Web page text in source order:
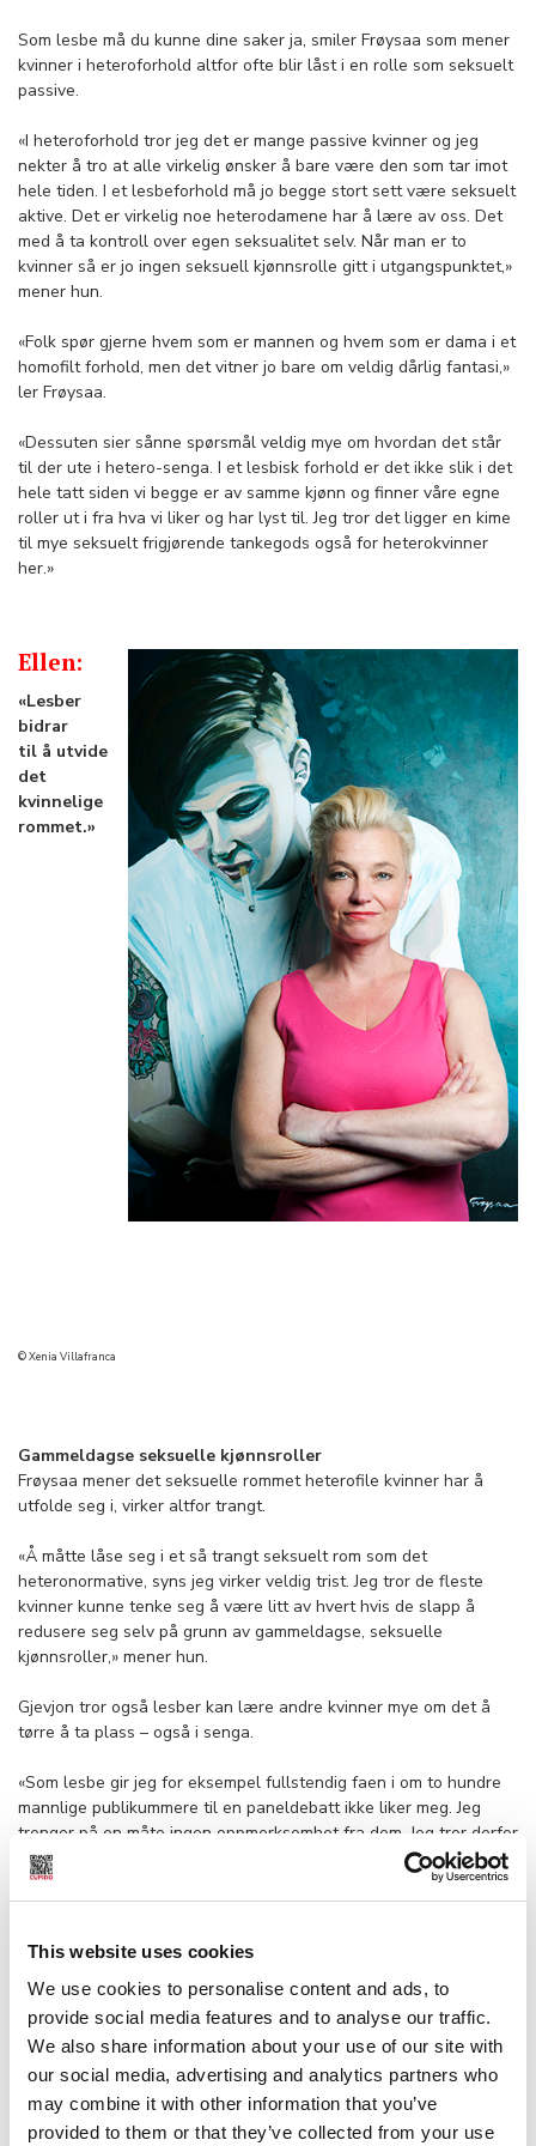
This website uses cookies
We use cookies to personalise content and ads, to
provide social media features and to analyse our traffic.
We also share information about your use of our site with
our social media, advertising and analytics partners who
may combine it with other information that you’ve
provided to them or that they’ve collected from your use
Som lesbe må du kunne dine saker ja, smiler Frøysaa som mener
kvinner i heteroforhold altfor ofte blir låst i en rolle som seksuelt
passive.
«I heteroforhold tror jeg det er mange passive kvinner og jeg
nekter å tro at alle virkelig ønsker å bare være den som tar imot
hele tiden. I et lesbeforhold må jo begge stort sett være seksuelt
aktive. Det er virkelig noe heterodamene har å lære av oss. Det
med å ta kontroll over egen seksualitet selv. Når man er to
kvinner så er jo ingen seksuell kjønnsrolle gitt i utgangspunktet,»
mener hun.
«Folk spør gjerne hvem som er mannen og hvem som er dama i et
homofilt forhold, men det vitner jo bare om veldig dårlig fantasi,»
ler Frøysaa.
«Dessuten sier sånne spørsmål veldig mye om hvordan det står
til der ute i hetero-senga. I et lesbisk forhold er det ikke slik i det
hele tatt siden vi begge er av samme kjønn og finner våre egne
roller ut i fra hva vi liker og har lyst til. Jeg tror det ligger en kime
til mye seksuelt frigjørende tankegods også for heterokvinner
her.»
Ellen:
«Lesber
bidrar
til å utvide
det
kvinnelige
rommet.»
© Xenia Villafranca
Gammeldagse seksuelle kjønnsroller
Frøysaa mener det seksuelle rommet heterofile kvinner har å
utfolde seg i, virker altfor trangt.
«Å måtte låse seg i et så trangt seksuelt rom som det
heteronormative, syns jeg virker veldig trist. Jeg tror de fleste
kvinner kunne tenke seg å være litt av hvert hvis de slapp å
redusere seg selv på grunn av gammeldagse, seksuelle
kjønnsroller,» mener hun.
Gjevjon tror også lesber kan lære andre kvinner mye om det å
tørre å ta plass – også i senga.
«Som lesbe gir jeg for eksempel fullstendig faen i om to hundre
mannlige publikummere til en paneldebatt ikke liker meg. Jeg
trenger på en måte ingen oppmerksomhet fra dem. Jeg tror derfor
vi kan lære andre kvinner mye om det å ikke være så redd for
ikke å bli likt hele tiden,» mener hun.
ikke lenger et objekt. Når kvinnen ikke lenger er objektet og
mannen subjektet, er det noe som klapper sammen i den sosiale
diskursen og det er positivt.» Hun mener heterokvinner må slutte
å se seg selv gjennom menns blikk.
«Heterofile kvinner er jo drillet helt fra puberteten i hvordan de
skal ta seg best mulig ut som objekt i menns øyne», mener
Frøysaa.